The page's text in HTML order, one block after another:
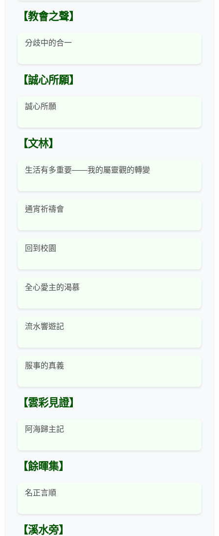
【教會之聲】
分歧中的合一
【誠心所願】
誠心所願
【文林】
生活有多重要——我的屬靈觀的轉變
通宵祈禱會
回到校園
全心愛主的渴慕
流水響遊記
服事的真義
【雲彩見證】
阿海歸主記
【餘暉集】
名正言順
【溪水旁】